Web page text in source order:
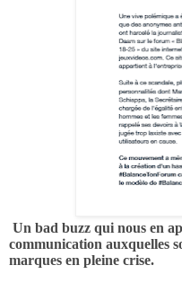
Un bad buzz qui nous en
communication auxquelles
marques en pleine crise.